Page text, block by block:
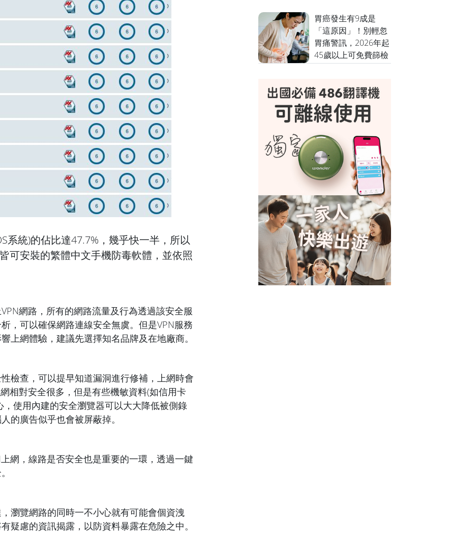
系統)的佔比達47.7%，幾乎快一半，所以
可安裝的繁體中文手機防毒軟體，並依照
網路，所有的網路流量及行為透過該安全服
，可以確保網路連線安全無虞。但是VPN服務
上網體驗，建議先選擇知名品牌及在地廠商。
檢查，可以提早知道漏洞進行修補，上網時會
相對安全很多，但是有些機敏資料(如信用卡
使用內建的安全瀏覽器可以大大降低被側錄
的廣告似乎也會被屏蔽掉。
網，線路是否安全也是重要的一環，透過一鍵
瀏覽網路的同時一不小心就有可能會個資洩
疑慮的資訊揭露，以防資料暴露在危險之中。
胃癌發生有9成是
「這原因」！別輕忽
胃痛警訊，2026年起
45歲以上可免費篩檢